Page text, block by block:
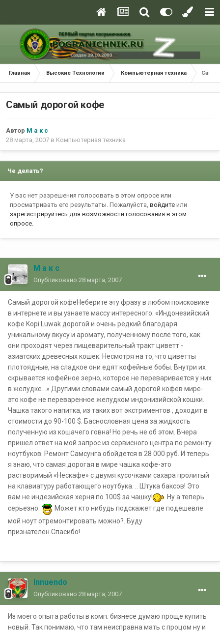
Главная Высокие Технологии Компьютерная техника
Самый дорогой кофе
Автор М а к с
28 марта, 2007 в Компьютерная техника
Че делать?
У вас нет разрешения голосовать в этом опросе или
просматривать его результаты. Пожалуйста, войдите или
зарегистрируйтесь для возможности голосования в этом
опросе.
М а к с
Опубликовано 28 марта, 2007
Самый дорогой кофеНеберите эту фразу в любом поисковике
в интернете и вы узнаете массу интересного: «Индонезийский
кофе Kopi Luwak дорогой и очень редкий благодаря
уникальному вкусу и аромату, полученному после того, как
они проходят через пищеварительный тракт циветт -
азиатских древесных кошек. Несмотря на то, что циветты
плотоядные, на сладкое они едят кофейные бобы. Внутри их
скрывается кофейное зерно, которое не переваривается у них
в желудке...» Другими словами самый дорогой кофев мире-
это кофе не переваренное желудком индонизийской кошки.
Чашка такого напитка, из таких вот экстриментов , доходит в
стоимости до 90-100 $. Баснословная цена за жидкость
полученную из кошачего говна! Но речь не об этом. Вчера
пришел ответ на мой запрос из сервисного центра по ремонту
ноутбуков. Ремонт Самсунга обойдется в 28 000 руб. И теперь
я знаю, что самая дорогая в мире чашка кофе-это
растворимый «Нескафе» с двумя кусочками сахара пролитый
на клавиатуру работающего ноутбука. .. Штука баксов! Это
вам не индезийская херня по 100$ за чашку!
Ну а теперь
серьезно.
Может кто нибудь подскажет где подешевле
мой ноут отремонтировать можно?. Буду
признателен.Спасибо!
Innuendo
Опубликовано 28 марта, 2007
Из моего опыта работы в комп. бизнесе думаю проще купить
новый. Так понимаю, что там неисправна мать с процом ну и